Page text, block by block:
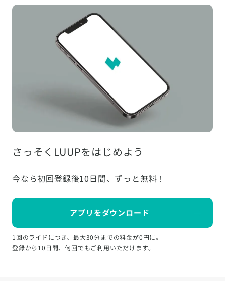
さっそくLUUPをはじめよう
今なら初回登録後10日間、ずっと無料！
アプリをダウンロード
1回のライドにつき、最大30分までの料金が0円に。
登録から10日間、何回でもご利用いただけます。